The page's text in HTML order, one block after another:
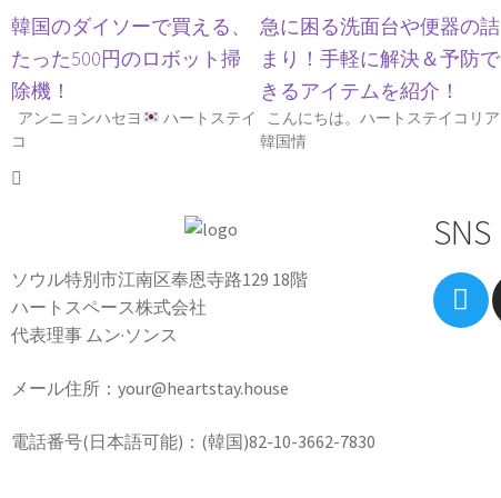
韓国のダイソーで買える、
たった500円のロボット掃
除機！
アンニョンハセヨ
ハートステイ
コ
急に困る洗面台や便器の詰
まり！手軽に解決＆予防で
きるアイテムを紹介！
こんにちは。ハートステイコリア
韓国情
ソウル特別市江南区奉恩寺路129 18階
ハートスペース株式会社
代表理事 ムン·ソンス
メール住所：your@heartstay.house
電話番号(日本語可能)：(韓国)82-10-3662-7830
SNS